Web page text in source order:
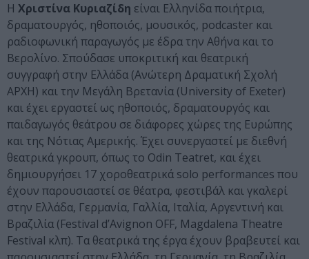
Η Χριστίνα Κυριαζίδη είναι Ελληνίδα ποιήτρια,
δραματουργός, ηθοποιός, μουσικός, podcaster και
ραδιοφωνική παραγωγός με έδρα την Αθήνα και το
Βερολίνο. Σπούδασε υποκριτική και θεατρική
συγγραφή στην Ελλάδα (Ανώτερη Δραματική Σχολή
ΑΡΧΗ) και την Μεγάλη Βρετανία (University of Exeter)
και έχει εργαστεί ως ηθοποιός, δραματουργός και
παιδαγωγός θεάτρου σε διάφορες χώρες της Ευρώπης
και της Νότιας Αμερικής. Έχει συνεργαστεί με διεθνή
θεατρικά γκρουπ, όπως το Odin Τeatret, και έχει
δημιουργήσει 17 χοροθεατρικά solo performances που
έχουν παρουσιαστεί σε θέατρα, φεστιβάλ και γκαλερί
στην Ελλάδα, Γερμανία, Γαλλία, Ιταλία, Αργεντινή και
Βραζιλία (Festival d’Avignon OFF, Magdalena Theatre
Festival κλπ). Τα θεατρικά της έργα έχουν βραβευτεί και